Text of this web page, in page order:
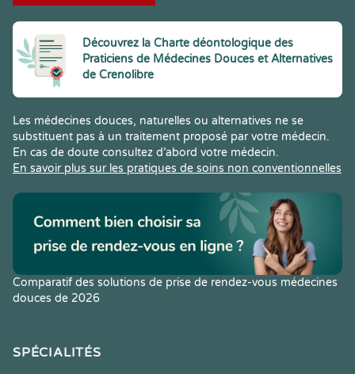
Découvrez la Charte déontologique des
Praticiens de Médecines Douces et Alternatives
de Crenolibre
Les médecines douces, naturelles ou alternatives ne se
substituent pas à un traitement proposé par votre médecin.
En cas de doute consultez d’abord votre médecin.
En savoir plus sur les pratiques de soins non conventionnelles
Comparatif des solutions de prise de rendez-vous médecines
douces de 2026
SPÉCIALITÉS